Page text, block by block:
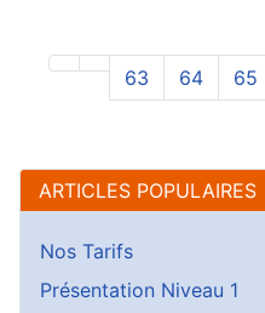
63 64 65
ARTICLES POPULAIRES
Nos Tarifs
Présentation Niveau 1